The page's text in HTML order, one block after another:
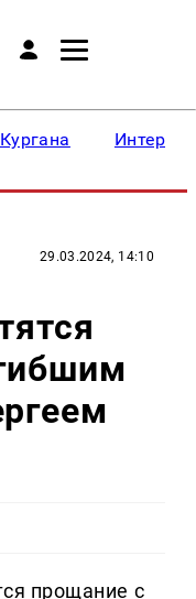
29.03.2024, 14:10
прощание с